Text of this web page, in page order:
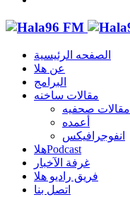
الصفحه الرئيسية
عن هلا
البرامج
مقالات ساخنه
مقالات صحفيه
أعمده
انفوجرافيكس
هلاPodcast
غرفة الآخبار
فريق راديو هلا
اتصل بنا